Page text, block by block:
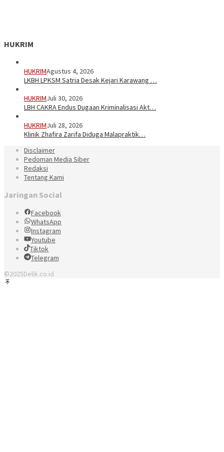
HUKRIM
HUKRIMAgustus 4, 2026
LKBH LPKSM Satria Desak Kejari Karawang …
HUKRIMJuli 30, 2026
LBH CAKRA Endus Dugaan Kriminalisasi Akt…
HUKRIMJuli 28, 2026
Klinik Zhafira Zarifa Diduga Malapraktik…
Disclaimer
Pedoman Media Siber
Redaksi
Tentang Kami
Jaringan Social
Facebook
WhatsApp
Instagram
Youtube
Tiktok
Telegram
©2025Delik.co.id